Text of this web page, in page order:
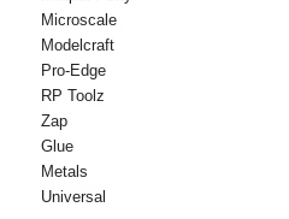
Microscale
Modelcraft
Pro-Edge
RP Toolz
Zap
Glue
Metals
Universal